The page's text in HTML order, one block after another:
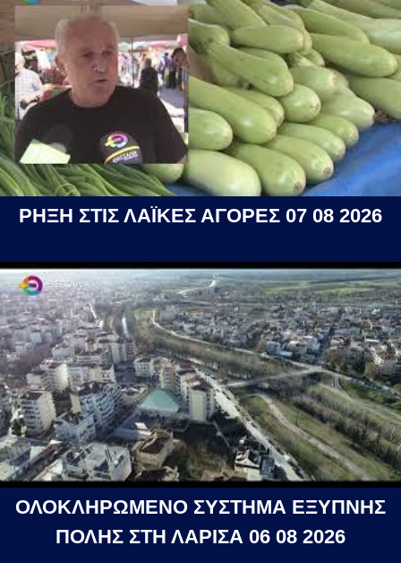
ΡΗΞΗ ΣΤΙΣ ΛΑΪΚΕΣ ΑΓΟΡΕΣ 07 08 2026
ΟΛΟΚΛΗΡΩΜΕΝΟ ΣΥΣΤΗΜΑ ΕΞΥΠΝΗΣ
ΠΟΛΗΣ ΣΤΗ ΛΑΡΙΣΑ 06 08 2026